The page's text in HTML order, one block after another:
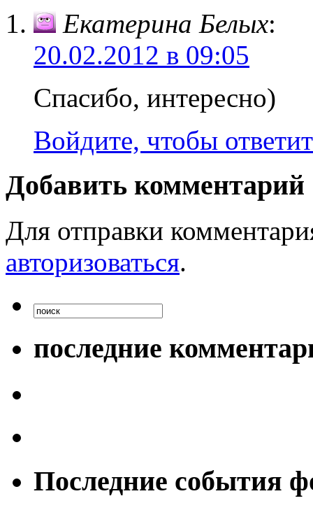
Екатерина Белых:
20.02.2012 в 09:05
Спасибо, интересно)
Войдите, чтобы
Добавить комментарий
Для отправки
авторизоваться.
последние
Последние события